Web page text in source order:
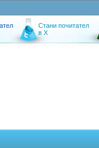
Стани почитател
в X